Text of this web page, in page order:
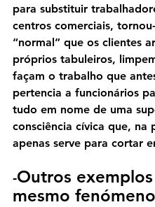
para substituir
centros comerciais,
“normal” que os clientes
próprios tabuleiros,
façam o trabalho que
pertencia a funcionários
tudo em nome de uma
consciência cívica que, na
apenas serve para cortar
-Outros
mesmo fenómeno